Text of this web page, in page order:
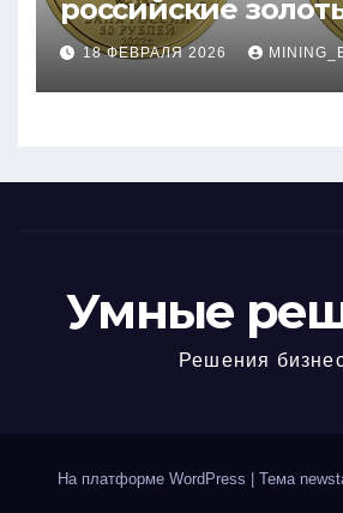
российские
монеты:
руководство
18 ФЕВРАЛЯ 2026
Умные
Решения
На платформе WordPress Тема